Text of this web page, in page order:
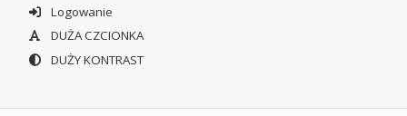
Logowanie
DUŻA CZCIONKA
DUŻY KONTRAST